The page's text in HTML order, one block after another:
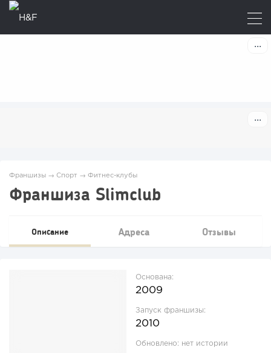
Франшизы → Спорт → Фитнес-клубы
Франшиза Slimclub
Описание Адреса Отзывы
Основана:
2009
Запуск франшизы:
2010
Обновлено: нет истории